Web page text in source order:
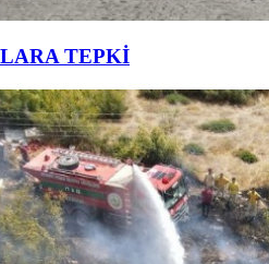
TEPKİ